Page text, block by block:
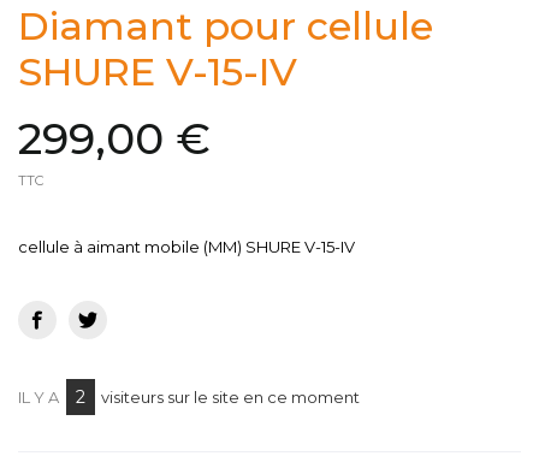
Diamant pour cellule
SHURE V-15-IV
299,00 €
TTC
cellule à aimant mobile (MM) SHURE V-15-IV
IL Y A 2 visiteurs sur le site en ce moment